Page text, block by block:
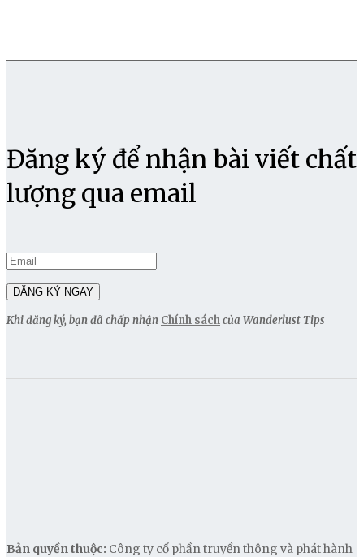
Đăng ký để nhận bài viết chất
lượng qua email
Khi đăng ký, bạn đã chấp nhận Chính sáchcủa Wanderlust Tips
Bản quyền thuộc: Công ty cổ phần truyền thông và phát hành